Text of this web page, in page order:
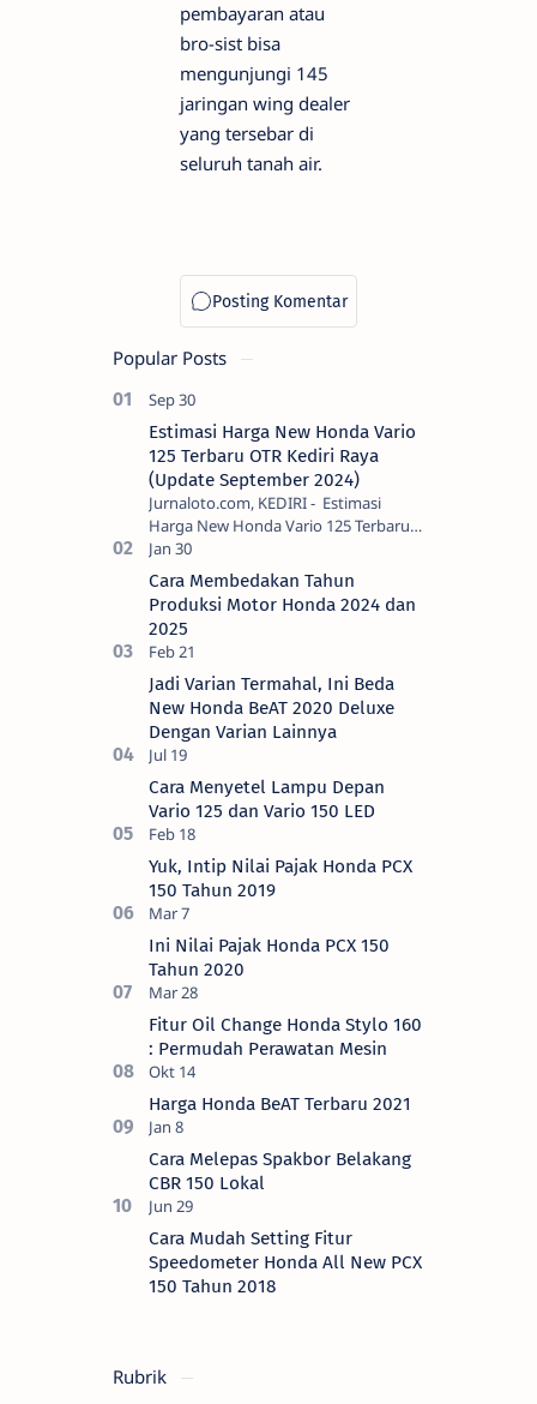
pembayaran atau
bro-sist bisa
mengunjungi 145
jaringan wing dealer
yang tersebar di
seluruh tanah air.
Popular Posts
Estimasi Harga New Honda Vario
125 Terbaru OTR Kediri Raya
(Update September 2024)
Jurnaloto.com, KEDIRI - Estimasi
Harga New Honda Vario 125 Terbaru
OTR Kediri Raya (Update September
2024) Brosis sekalian, PT Astra Honda
Motor (AH…
Cara Membedakan Tahun
Produksi Motor Honda 2024 dan
2025
Jadi Varian Termahal, Ini Beda
New Honda BeAT 2020 Deluxe
Dengan Varian Lainnya
Cara Menyetel Lampu Depan
Vario 125 dan Vario 150 LED
Yuk, Intip Nilai Pajak Honda PCX
150 Tahun 2019
Ini Nilai Pajak Honda PCX 150
Tahun 2020
Fitur Oil Change Honda Stylo 160
: Permudah Perawatan Mesin
Harga Honda BeAT Terbaru 2021
Cara Melepas Spakbor Belakang
CBR 150 Lokal
Cara Mudah Setting Fitur
Speedometer Honda All New PCX
150 Tahun 2018
Rubrik